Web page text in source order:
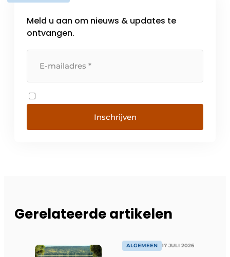
Meld u aan om nieuws & updates te
ontvangen.
Inschrijven
Gerelateerde artikelen
ALGEMEEN 17 JULI 2026